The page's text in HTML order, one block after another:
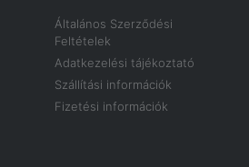
Általános Szerződési
Feltételek
Adatkezelési tájékoztató
Szállítási információk
Fizetési információk